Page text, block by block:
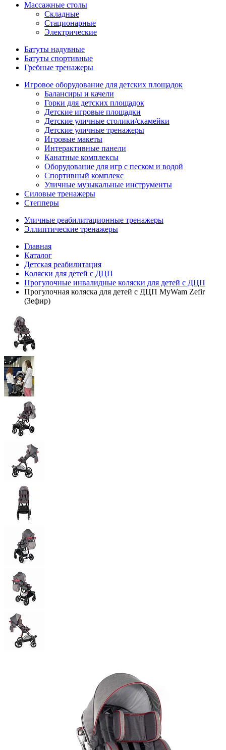
Массажные столы
Складные
Стационарные
Электрические
Батуты надувные
Батуты спортивные
Гребные тренажеры
Игровое оборудование для детских площадок
Балансиры и качели
Горки для детских площадок
Детские игровые площадки
Детские уличные столики/скамейки
Детские уличные тренажеры
Игровые макеты
Интерактивные панели
Канатные комплексы
Оборудование для игр с песком и водой
Спортивный комплекс
Уличные музыкальные инструменты
Силовые тренажеры
Степперы
Уличные реабилитационные тренажеры
Эллиптические тренажеры
Главная
Каталог
Детская реабилитация
Коляски для детей с ДЦП
Прогулочные инвалидные коляски для детей с ДЦП
Прогулочная коляска для детей с ДЦП MyWam Zefir
(Зефир)